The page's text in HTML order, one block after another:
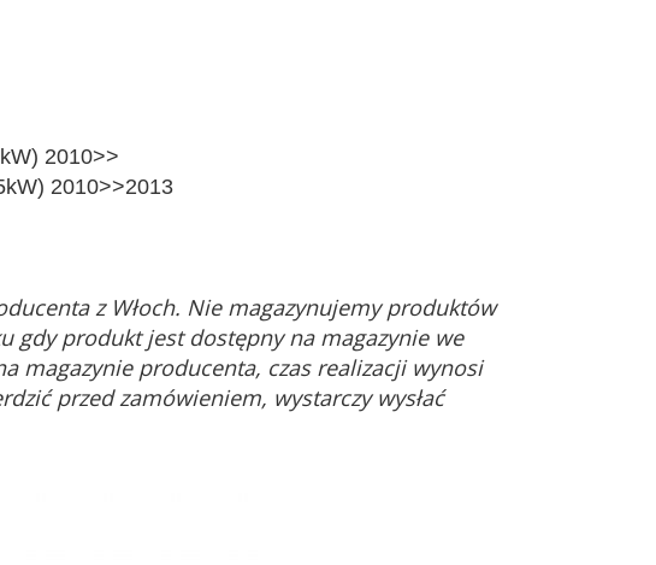
2010>>
2010>>2013
z Włoch. Nie magazynujemy produktów
gdy produkt jest dostępny na magazynie we
magazynie producenta, czas realizacji wynosi
przed zamówieniem, wystarczy wysłać